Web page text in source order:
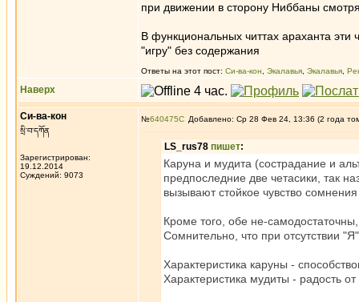
при движении в сторону Ниббаны
В функциональных читтах араханта
"игру" без содержания
Ответы на этот пост: Си-ва-кон Экалавья Экалавья
Наверх
Си-ва-кон
སྲི་བ་དཀོན
Зарегистрирован:
19.12.2014
Суждений: 9073
№640475 Добавлено: Ср 28 Фев 24, 13:36 (2 года
LS_rus78 пишет:
Каруна и мудита (сострадание и
предпоследние две четасики, так
вызывают стойкое чувство
Кроме того, обе не-
Сомнительно, что при отсутствии
Характеристика каруны -
Характеристика мудиты - радость